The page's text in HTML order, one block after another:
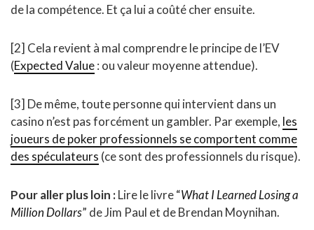
de la compétence. Et ça lui a coûté cher ensuite.
[2] Cela revient à mal comprendre le principe de l’EV
(Expected Value: ou valeur moyenne attendue).
[3] De même, toute personne qui intervient dans un
casino n’est pas forcément un gambler. Par exemple, les
joueurs de poker professionnels se comportent comme
des spéculateurs (ce sont des professionnels du risque).
Pour aller plus loin :Lire le livre “What I Learned Losing a
Million Dollars” de Jim Paul et de Brendan Moynihan.